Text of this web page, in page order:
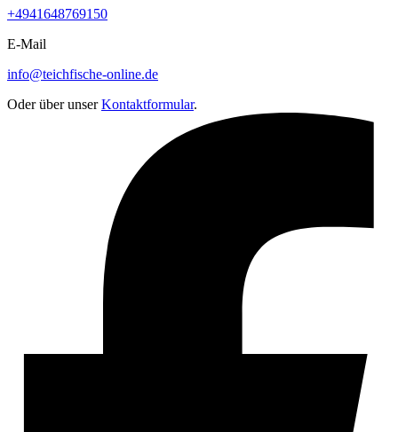
+4941648769150
E-Mail
info@teichfische-online.de
Oder über unserKontaktformular.